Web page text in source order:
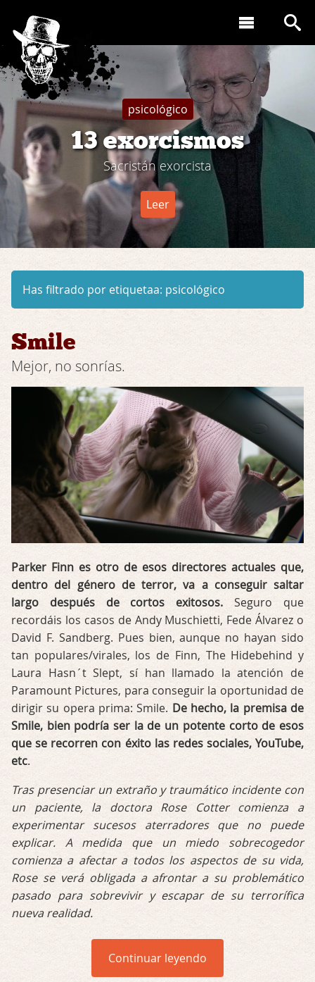
psicológico
13 exorcismos
Sacristán exorcista
Leer
Has filtrado por etiquetaa: psicológico
Smile
Mejor, no sonrías.
Parker Finn es otro de esos directores actuales que,
dentro del género de terror, va a conseguir saltar
largo después de cortos exitosos. Seguro que
recordáis los casos de Andy Muschietti, Fede Álvarez o
David F. Sandberg. Pues bien, aunque no hayan sido
tan populares/virales, los de Finn, The Hidebehind y
Laura Hasn´t Slept, sí han llamado la atención de
Paramount Pictures, para conseguir la oportunidad de
dirigir su opera prima: Smile. De hecho, la premisa de
Smile, bien podría ser la de un potente corto de esos
que se recorren con éxito las redes sociales, YouTube,
etc.
Tras presenciar un extraño y traumático incidente con
un paciente, la doctora Rose Cotter comienza a
experimentar sucesos aterradores que no puede
explicar. A medida que un miedo sobrecogedor
comienza a afectar a todos los aspectos de su vida,
Rose se verá obligada a afrontar a su problemático
pasado para sobrevivir y escapar de su terrorífica
nueva realidad.
Continuar leyendo